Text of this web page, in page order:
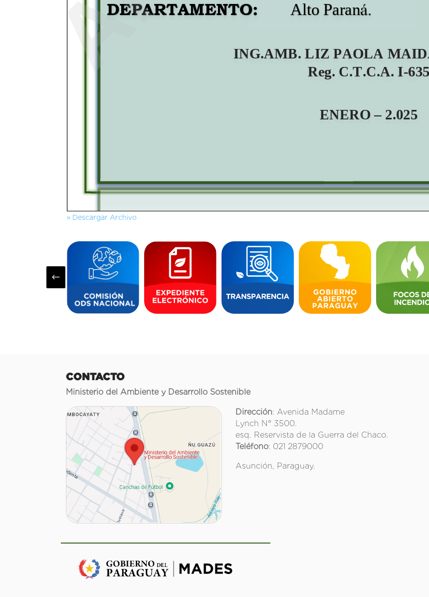
» Descargar Archivo
#
CONTACTO
Ministerio del Ambiente y Desarrollo Sostenible
Dirección: Avenida Madame
Lynch N° 3500.
esq. Reservista de la Guerra del Chaco.
Teléfono: 021 2879000
Asunción, Paraguay.